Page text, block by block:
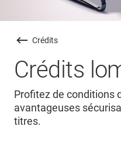
Crédits
Crédits
Profitez de conditions
avantageuses
titres.